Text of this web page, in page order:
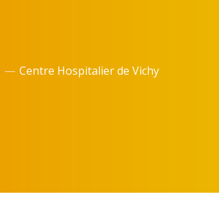
Centre Hospitalier de Vichy